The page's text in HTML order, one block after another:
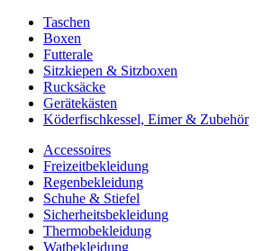
Taschen
Boxen
Futterale
Sitzkiepen & Sitzboxen
Rucksäcke
Gerätekästen
Köderfischkessel, Eimer & Zubehör
Accessoires
Freizeitbekleidung
Regenbekleidung
Schuhe & Stiefel
Sicherheitsbekleidung
Thermobekleidung
Watbekleidung